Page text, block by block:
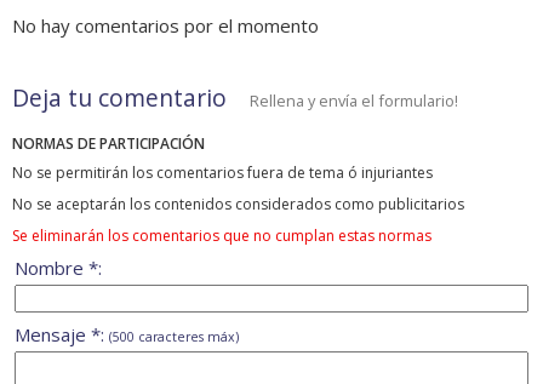
No hay comentarios por el momento
Deja tu comentario Rellena y envía el formulario!
NORMAS DE PARTICIPACIÓN
No se permitirán los comentarios fuera de tema ó injuriantes
No se aceptarán los contenidos considerados como publicitarios
Se eliminarán los comentarios que no cumplan estas normas
Nombre *:
Mensaje *: (500 caracteres máx)